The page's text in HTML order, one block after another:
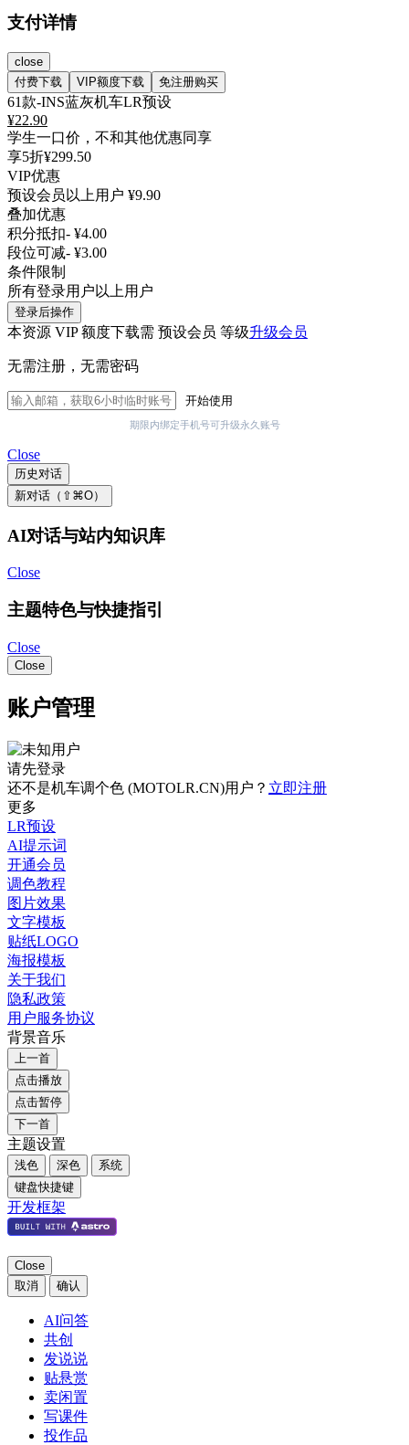
支付详情
close
付费下载
VIP额度下载 免注册购买
61款-INS蓝灰机车LR预设
¥22.90
学生一口价，不和其他优惠同享
享5折¥299.50
VIP优惠
预设会员以上用户 ¥9.90
叠加优惠
积分抵扣- ¥4.00
段位可减- ¥3.00
条件限制
所有登录用户以上用户
登录后操作
本资源 VIP 额度下载需 预设会员 等级升级会员
无需注册，无需密码
开始使用
期限内绑定手机号可升级永久账号
Close
历史对话
新对话（⇧⌘O）
AI对话与站内知识库
Close
主题特色与快捷指引
Close
Close
账户管理
请先登录
还不是机车调个色 (MOTOLR.CN)用户？ 立即注册
更多
LR预设
AI提示词
开通会员
调色教程
图片效果
文字模板
贴纸LOGO
海报模板
关于我们
隐私政策
用户服务协议
背景音乐
上一首
点击播放
点击暂停
下一首
主题设置
浅色 深色
系统
键盘快捷键
开发框架
Close
取消
确认
AI问答
共创
发说说
贴悬赏
卖闲置
写课件
投作品